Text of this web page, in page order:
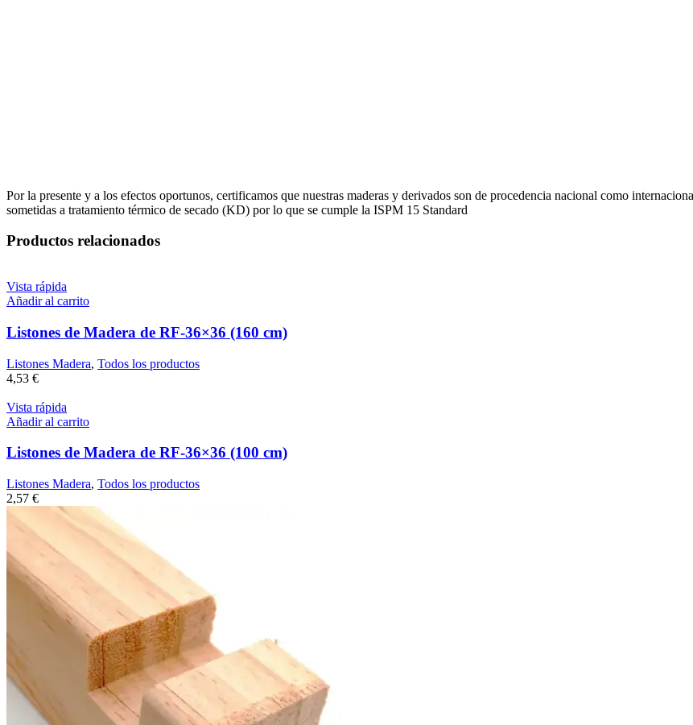
Por la presente y a los efectos oportunos, certificamos que nuestras maderas y derivados son de procedencia nacional como
sometidas a tratamiento térmico de secado (KD) por lo que se cumple la ISPM 15 Standard
Productos relacionados
Vista rápida
Añadir al carrito
Listones de Madera de RF-36×36 (160 cm)
Listones Madera, Todos los productos
4,53 €
Vista rápida
Añadir al carrito
Listones de Madera de RF-36×36 (100 cm)
Listones Madera, Todos los productos
2,57 €